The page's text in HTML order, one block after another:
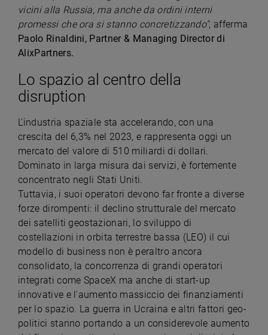
vicini alla Russia, ma anche da ordini interni
promessi che ora si stanno concretizzando", afferma
Paolo Rinaldini, Partner & Managing Director di
AlixPartners.
Lo spazio al centro della
disruption
L'industria spaziale sta accelerando, con una
crescita del 6,3% nel 2023, e rappresenta oggi un
mercato del valore di 510 miliardi di dollari.
Dominato in larga misura dai servizi, è fortemente
concentrato negli Stati Uniti.
Tuttavia, i suoi operatori devono far fronte a diverse
forze dirompenti: il declino strutturale del mercato
dei satelliti geostazionari, lo sviluppo di
costellazioni in orbita terrestre bassa (LEO) il cui
modello di business non è peraltro ancora
consolidato, la concorrenza di grandi operatori
integrati come SpaceX ma anche di start-up
innovative e l'aumento massiccio dei finanziamenti
per lo spazio. La guerra in Ucraina e altri fattori geo-
politici stanno portando a un considerevole aumento